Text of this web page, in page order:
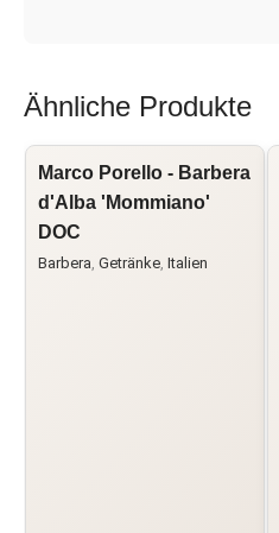
Ähnliche Produkte
Marco Porello - Barbera
d'Alba 'Mommiano'
DOC
Barbera Getränke Italien